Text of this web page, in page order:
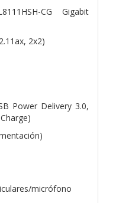
CG Gigabit
2x2)
Power Delivery 3.0,
micrófono